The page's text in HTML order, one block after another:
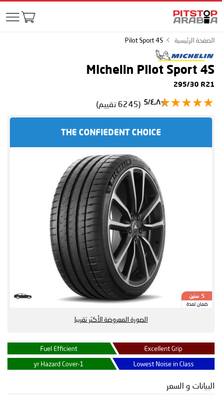
الصفحة الرئيسية Pilot Sport 4S
Michelin Pilot Sport 4S
295/30 R21
٤٫٨/5 (6245 تقييم)
THE CONFIEDENT CHOICE
5 سنين
ضمان لمدة
الصورة المعروضة الأكثر تقريبا
Excellent Grip
Fuel Efficient
Lowest Noise in Class
1-yr Hazard Cover
البيانات و السعر